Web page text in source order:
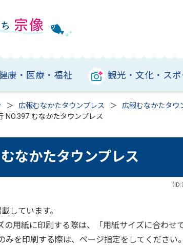
康・医療・福祉 観光・文化・ス
広報むなかたタウンプレス
広報むなかたタウ
NO.397 むなかたタウンプレス
なかたタウンプレス
（
しています。
用紙に印刷する際は、「用紙サイズに合わせ
を印刷する際は、ページ指定をしてください